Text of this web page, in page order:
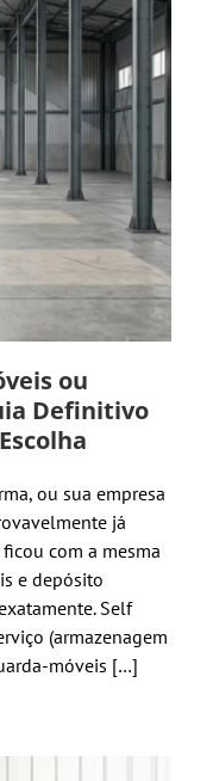
ou
Definitivo
ou sua empresa
já
com a mesma
e depósito
Self
(armazenagem
móveis […]